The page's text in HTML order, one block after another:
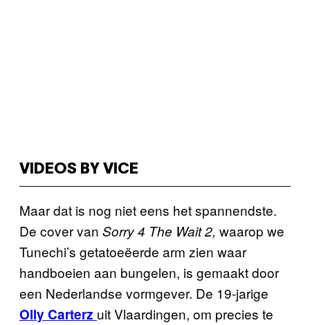
VIDEOS BY VICE
Maar dat is nog niet eens het spannendste.
De cover van Sorry 4 The Wait 2, waarop we
Tunechi’s getatoeëerde arm zien waar
handboeien aan bungelen, is gemaakt door
een Nederlandse vormgever. De 19-jarige
Olly Carterz uit Vlaardingen, om precies te